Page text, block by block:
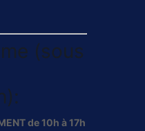
(sous
de 10h à 17h